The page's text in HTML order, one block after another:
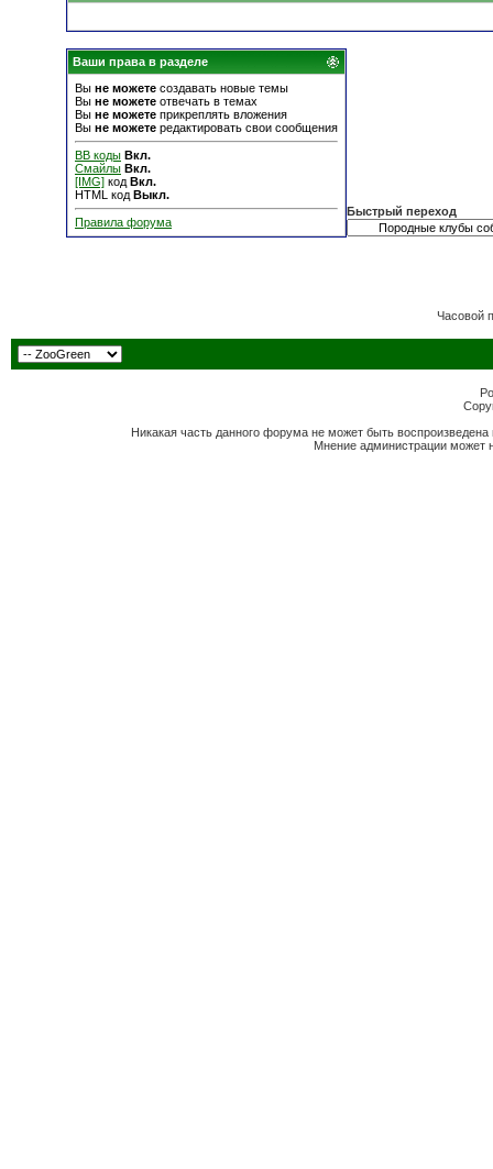
Ваши права в разделе
Вы не можете создавать новые темы
Вы не можете отвечать в темах
Вы не можете прикреплять вложения
Вы не можете редактировать свои сообщения
BB коды Вкл.
Смайлы Вкл.
[IMG] код Вкл.
HTML код Выкл.
Правила форума
Быстрый переход
Часовой
Никакая часть данного форума не может быть
Мнение администрации может